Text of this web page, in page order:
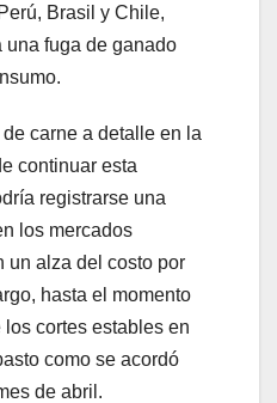
Brasil y Chile,
una fuga de ganado
carne a detalle en la
continuar esta
registrarse una
los mercados
un alza del costo por
hasta el momento
cortes estables en
como se acordó
de abril.